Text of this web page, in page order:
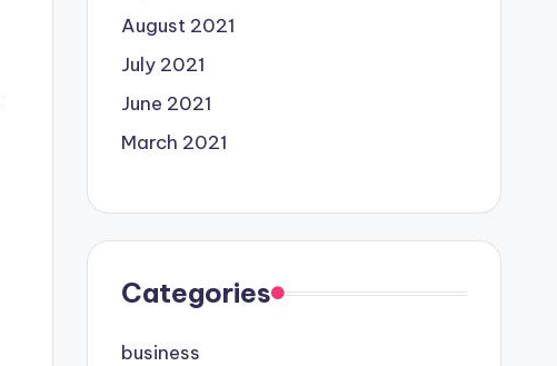
August 2021
July 2021
June 2021
March 2021
Categories
business